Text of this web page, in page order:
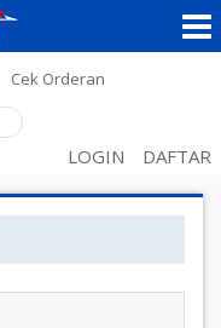
Cek Orderan
LOGIN DAFTAR